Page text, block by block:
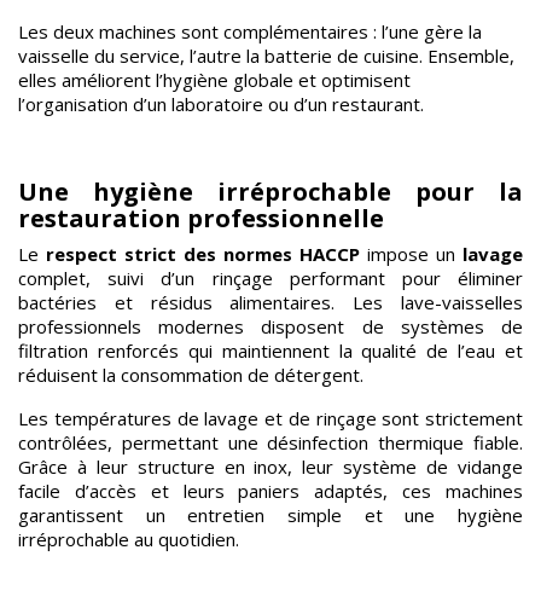
Les deux machines sont complémentaires : l’une gère la
vaisselle du service, l’autre la batterie de cuisine. Ensemble,
elles améliorent l’hygiène globale et optimisent
l’organisation d’un laboratoire ou d’un restaurant.
Une hygiène irréprochable pour la
restauration professionnelle
Le respect strict des normes HACCP impose un lavage
complet, suivi d’un rinçage performant pour éliminer
bactéries et résidus alimentaires. Les lave-vaisselles
professionnels modernes disposent de systèmes de
filtration renforcés qui maintiennent la qualité de l’eau et
réduisent la consommation de détergent.
Les températures de lavage et de rinçage sont strictement
contrôlées, permettant une désinfection thermique fiable.
Grâce à leur structure en inox, leur système de vidange
facile d’accès et leurs paniers adaptés, ces machines
garantissent un entretien simple et une hygiène
irréprochable au quotidien.